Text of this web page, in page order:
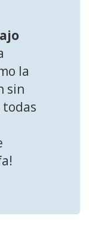
la
sin
todas